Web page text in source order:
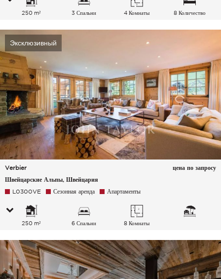
250 m² 3 Спальни 4 Комнаты
8 Количество
Эксклюзивный
Verbier
Швейцарские Альпы, Швейцария
цена по запросу
L0300VE Сезонная аренда Апартаменты
250 m² 6 Спальни 8 Комнаты